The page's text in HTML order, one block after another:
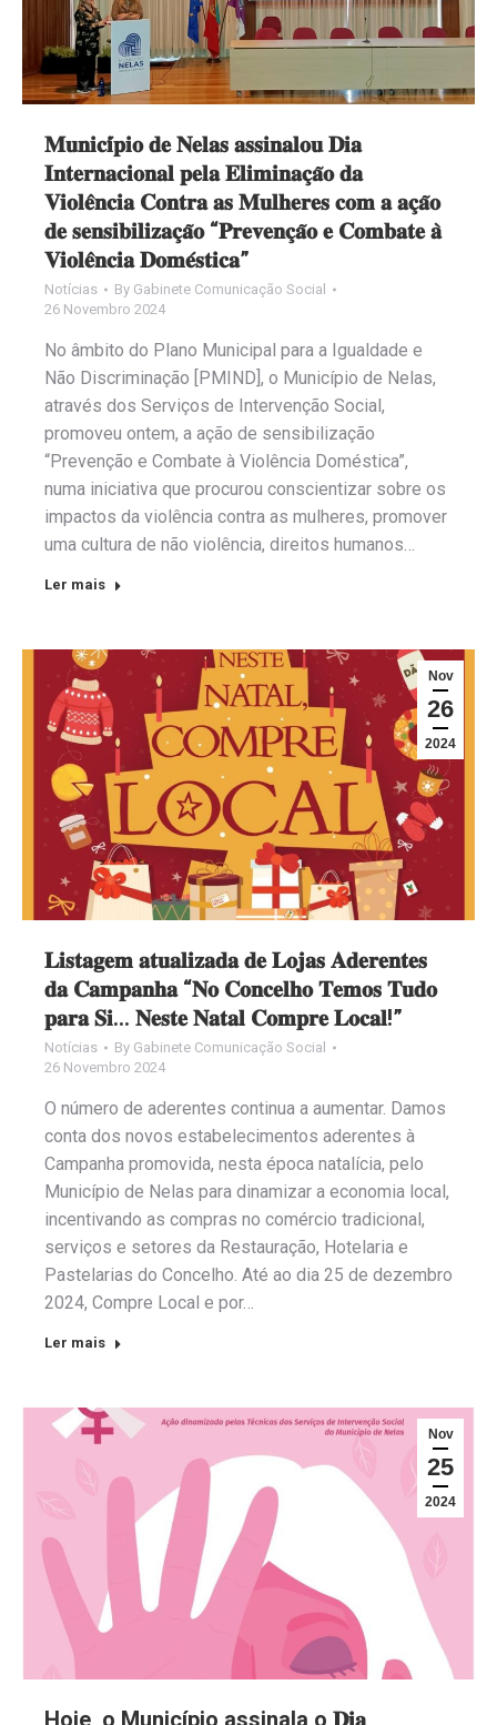
𝐌𝐮𝐧𝐢𝐜𝐢́𝐩𝐢𝐨 𝐝𝐞 𝐍𝐞𝐥𝐚𝐬 𝐚𝐬𝐬𝐢𝐧𝐚𝐥𝐨𝐮 𝐃𝐢𝐚
𝐈𝐧𝐭𝐞𝐫𝐧𝐚𝐜𝐢𝐨𝐧𝐚𝐥 𝐩𝐞𝐥𝐚 𝐄𝐥𝐢𝐦𝐢𝐧𝐚𝐜̧𝐚̃𝐨 𝐝𝐚
𝐕𝐢𝐨𝐥𝐞̂𝐧𝐜𝐢𝐚 𝐂𝐨𝐧𝐭𝐫𝐚 𝐚𝐬 𝐌𝐮𝐥𝐡𝐞𝐫𝐞𝐬 𝐜𝐨𝐦 𝐚 𝐚𝐜̧𝐚̃𝐨
𝐝𝐞 𝐬𝐞𝐧𝐬𝐢𝐛𝐢𝐥𝐢𝐳𝐚𝐜̧𝐚̃𝐨 “𝐏𝐫𝐞𝐯𝐞𝐧𝐜̧𝐚̃𝐨 𝐞 𝐂𝐨𝐦𝐛𝐚𝐭𝐞 𝐚̀
𝐕𝐢𝐨𝐥𝐞̂𝐧𝐜𝐢𝐚 𝐃𝐨𝐦𝐞́𝐬𝐭𝐢𝐜𝐚”
Notícias By Gabinete Comunicação Social
26 Novembro 2024
No âmbito do Plano Municipal para a Igualdade e
Não Discriminação [PMIND], o Município de Nelas,
através dos Serviços de Intervenção Social,
promoveu ontem, a ação de sensibilização
“Prevenção e Combate à Violência Doméstica”,
numa iniciativa que procurou conscientizar sobre os
impactos da violência contra as mulheres, promover
uma cultura de não violência, direitos humanos…
Ler mais
Nov
26
2024
𝐋𝐢𝐬𝐭𝐚𝐠𝐞𝐦 𝐚𝐭𝐮𝐚𝐥𝐢𝐳𝐚𝐝𝐚 𝐝𝐞 𝐋𝐨𝐣𝐚𝐬 𝐀𝐝𝐞𝐫𝐞𝐧𝐭𝐞𝐬
𝐝𝐚 𝐂𝐚𝐦𝐩𝐚𝐧𝐡𝐚 “𝐍𝐨 𝐂𝐨𝐧𝐜𝐞𝐥𝐡𝐨 𝐓𝐞𝐦𝐨𝐬 𝐓𝐮𝐝𝐨
𝐩𝐚𝐫𝐚 𝐒𝐢… 𝐍𝐞𝐬𝐭𝐞 𝐍𝐚𝐭𝐚𝐥 𝐂𝐨𝐦𝐩𝐫𝐞 𝐋𝐨𝐜𝐚𝐥!”
Notícias By Gabinete Comunicação Social
26 Novembro 2024
O número de aderentes continua a aumentar. Damos
conta dos novos estabelecimentos aderentes à
Campanha promovida, nesta época natalícia, pelo
Município de Nelas para dinamizar a economia local,
incentivando as compras no comércio tradicional,
serviços e setores da Restauração, Hotelaria e
Pastelarias do Concelho. Até ao dia 25 de dezembro
2024, Compre Local e por…
Ler mais
Nov
25
2024